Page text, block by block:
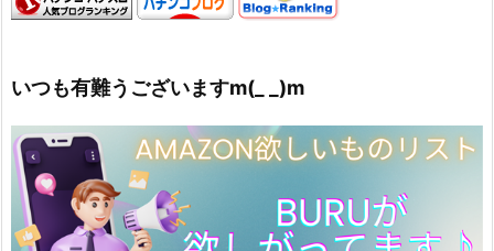
いつも有難うございますm(_ _)m